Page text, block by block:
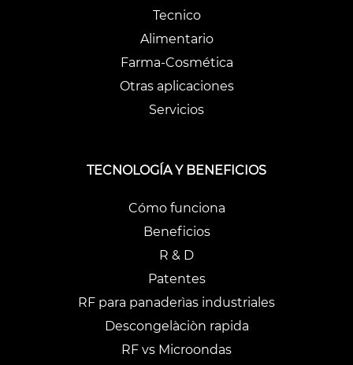
Tecnico
Alimentario
Farma-Cosmética
Otras aplicaciones
Servicios
TECNOLOGÍA Y BENEFICIOS
Cómo funciona
Beneficios
R & D
Patentes
RF para panaderìas industriales
Descongelàciòn rapida
RF vs Microondas